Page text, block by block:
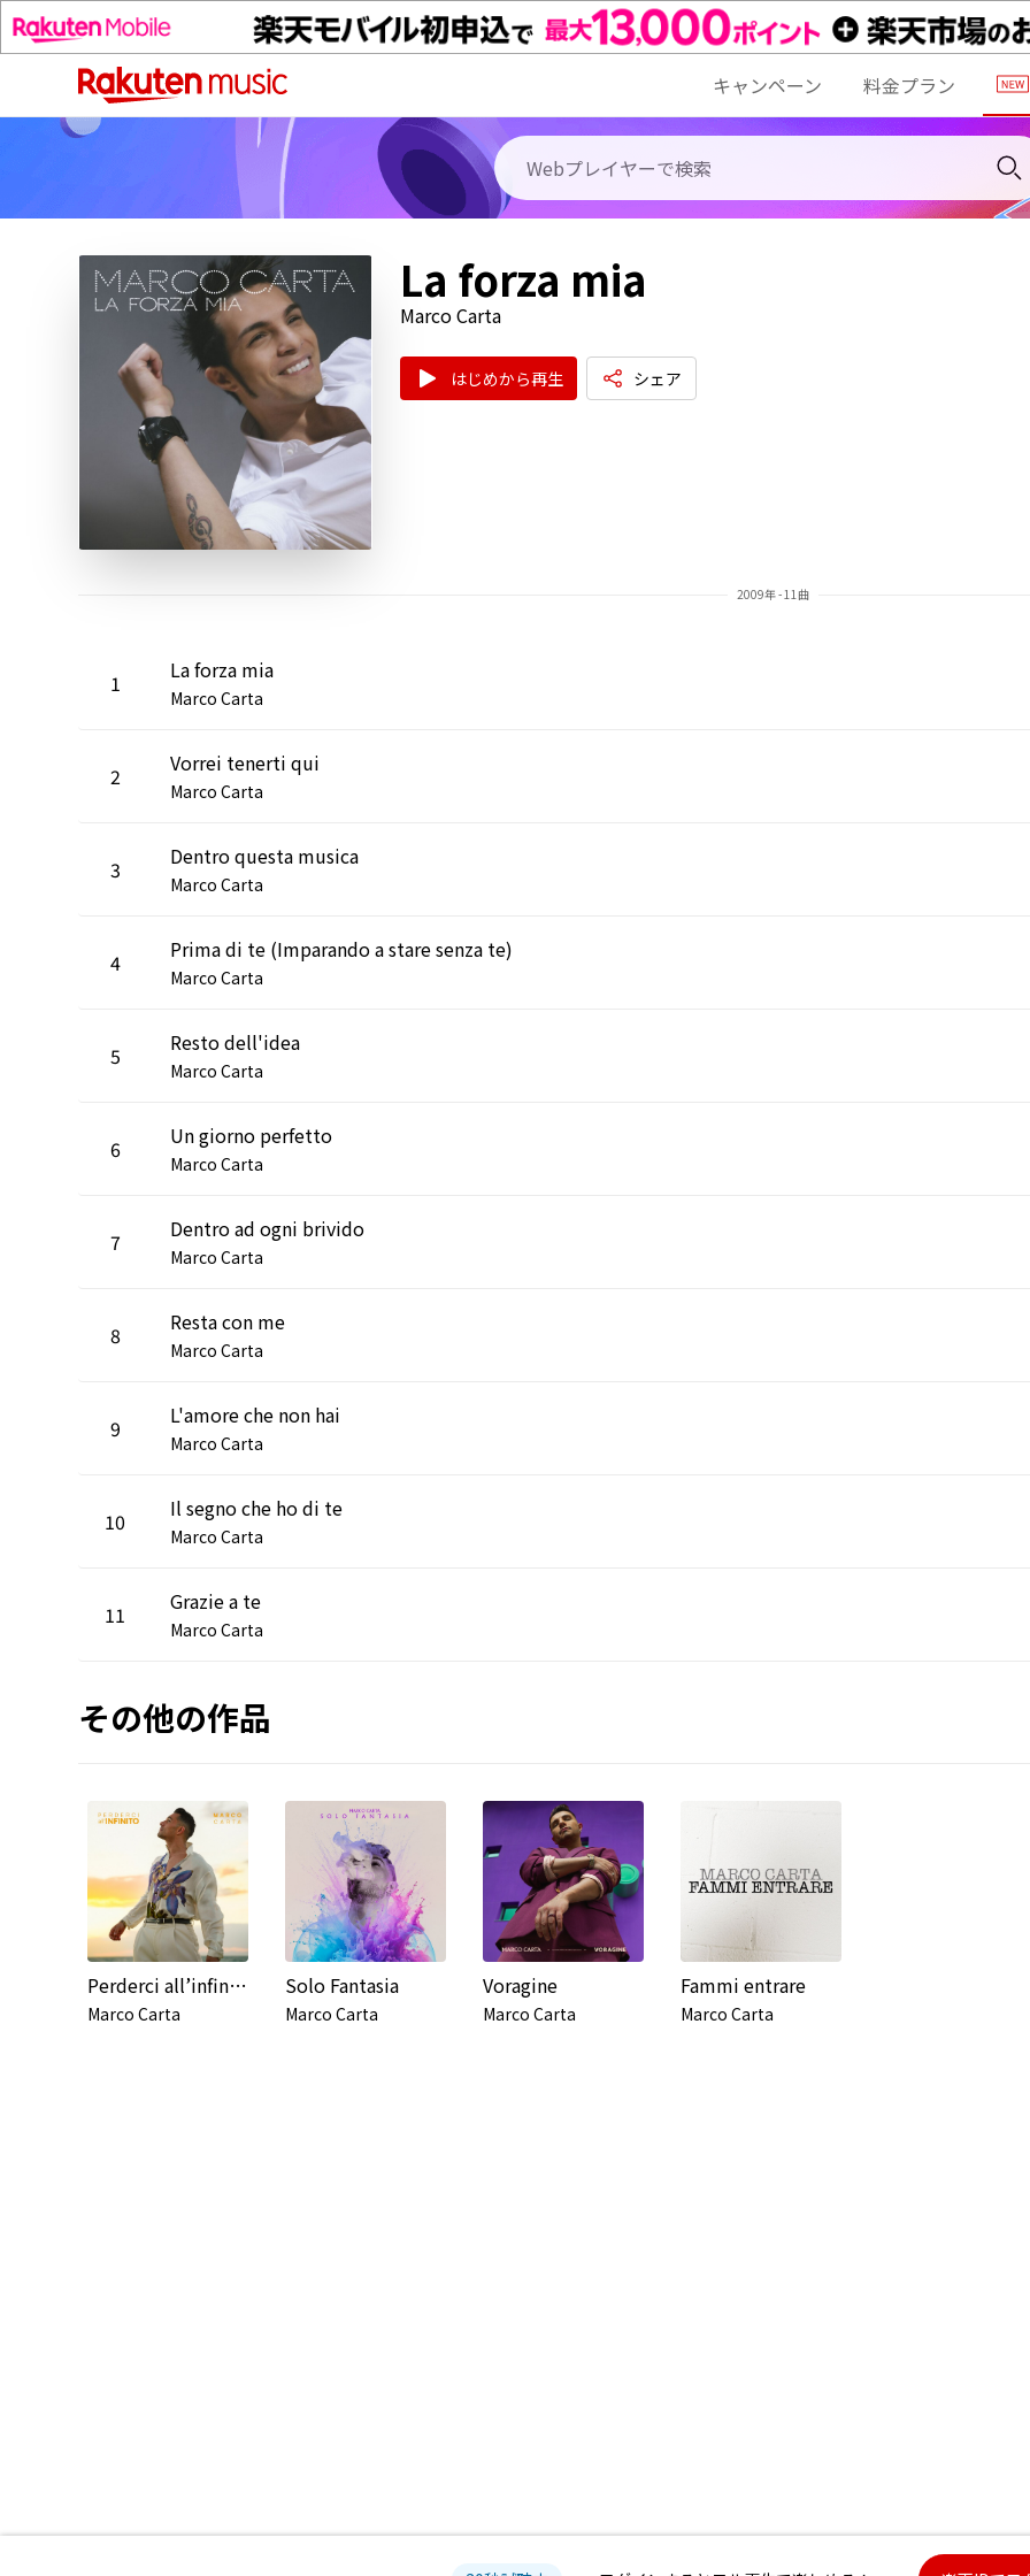
キャンペーン 料金プラン
La forza mia
Marco Carta
はじめから再生 シェア
2009年 - 11曲
1 La forza mia
Marco Carta
2 Vorrei tenerti qui
Marco Carta
3 Dentro questa musica
Marco Carta
4 Prima di te (Imparando a stare senza te)
Marco Carta
5 Resto dell'idea
Marco Carta
6 Un giorno perfetto
Marco Carta
7 Dentro ad ogni brivido
Marco Carta
8 Resta con me
Marco Carta
9 L'amore che non hai
Marco Carta
10 Il segno che ho di te
Marco Carta
11 Grazie a te
Marco Carta
その他の作品
Perderci all’infinito
Marco Carta
Solo Fantasia
Marco Carta
Voragine
Marco Carta
Fammi entrare
Marco Carta